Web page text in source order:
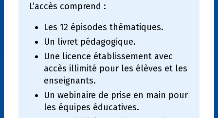
L’accès comprend :
Les 12 épisodes thématiques.
Un livret pédagogique.
Une licence établissement avec
accès illimité pour les élèves et les
enseignants.
Un webinaire de prise en main pour
les équipes éducatives.